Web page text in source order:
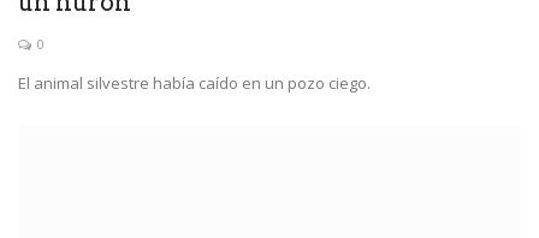
0
El animal silvestre había caído en un pozo ciego.